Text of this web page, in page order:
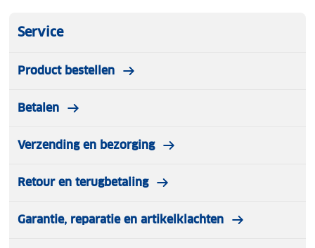
topschoenen te kunnen kopen. Zo veel
alleen had ik grote mazzel. Echt SUPER blij met deze
Service
Product bestellen
Betalen
Verzending en bezorging
Retour en terugbetaling
Garantie, reparatie en artikelklachten